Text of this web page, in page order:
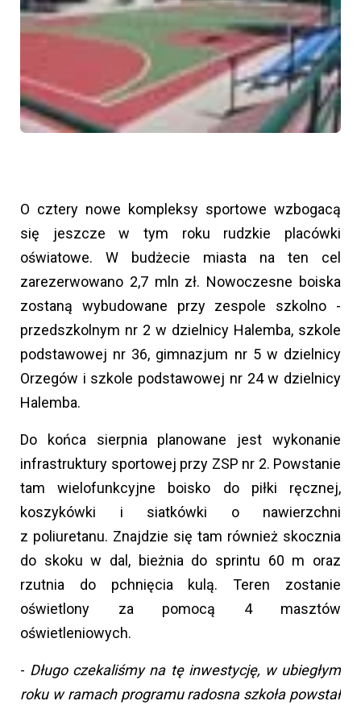
O cztery nowe kompleksy sportowe wzbogacą
się jeszcze w tym roku rudzkie placówki
oświatowe. W budżecie miasta na ten cel
zarezerwowano 2,7 mln zł. Nowoczesne boiska
zostaną wybudowane przy zespole szkolno -
przedszkolnym nr 2 w dzielnicy Halemba, szkole
podstawowej nr 36, gimnazjum nr 5 w dzielnicy
Orzegów i szkole podstawowej nr 24 w dzielnicy
Halemba.
Do końca sierpnia planowane jest wykonanie
infrastruktury sportowej przy ZSP nr 2. Powstanie
tam wielofunkcyjne boisko do piłki ręcznej,
koszykówki i siatkówki o nawierzchni
z poliuretanu. Znajdzie się tam również skocznia
do skoku w dal, bieżnia do sprintu 60 m oraz
rzutnia do pchnięcia kulą. Teren zostanie
oświetlony za pomocą 4 masztów
oświetleniowych.
- Długo czekaliśmy na tę inwestycję, w ubiegłym
roku w ramach programu radosna szkoła powstał